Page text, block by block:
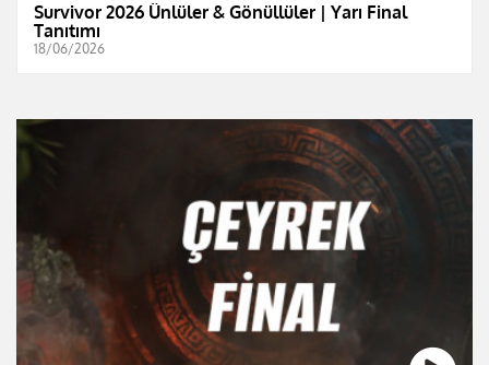
Survivor 2026 Ünlüler & Gönüllüler | Yarı Final
Tanıtımı
18/06/2026